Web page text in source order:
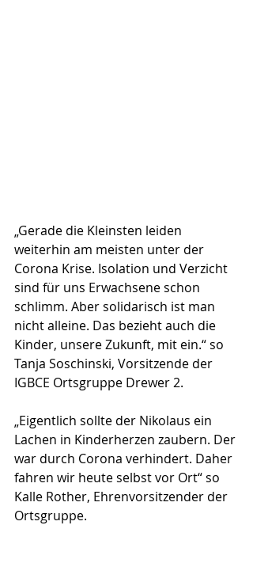
„Gerade die Kleinsten leiden
weiterhin am meisten unter der
Corona Krise. Isolation und Verzicht
sind für uns Erwachsene schon
schlimm. Aber solidarisch ist man
nicht alleine. Das bezieht auch die
Kinder, unsere Zukunft, mit ein.“ so
Tanja Soschinski, Vorsitzende der
IGBCE Ortsgruppe Drewer 2.
„Eigentlich sollte der Nikolaus ein
Lachen in Kinderherzen zaubern. Der
war durch Corona verhindert. Daher
fahren wir heute selbst vor Ort“ so
Kalle Rother, Ehrenvorsitzender der
Ortsgruppe.